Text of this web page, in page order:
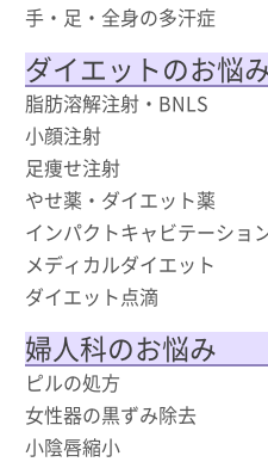
手・足・全身の多汗症
ダイエットのお悩
脂肪溶解注射・BNLS
小顔注射
足痩せ注射
やせ薬・ダイエット薬
インパクトキャビテーショ
メディカルダイエット
ダイエット点滴
婦人科のお悩み
ピルの処方
女性器の黒ずみ除去
小陰唇縮小